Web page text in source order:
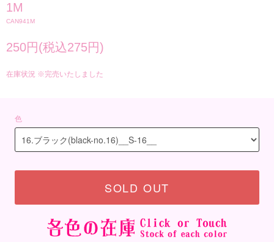
1M
CAN941M
250円(税込275円)
在庫状況 ※完売いたしました
色
SOLD OUT